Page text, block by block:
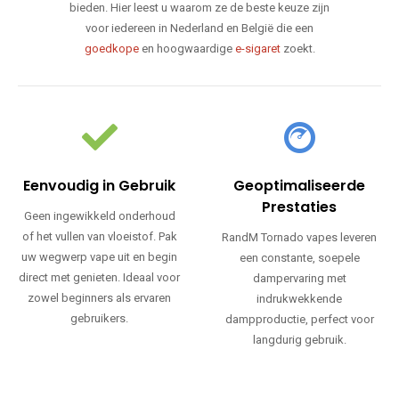
bieden. Hier leest u waarom ze de beste keuze zijn
voor iedereen in Nederland en België die een
goedkopeen hoogwaardige e-sigaretzoekt.
Eenvoudig in Gebruik
Geen ingewikkeld onderhoud
of het vullen van vloeistof. Pak
uw wegwerp vape uit en begin
direct met genieten. Ideaal voor
zowel beginners als ervaren
gebruikers.
Geoptimaliseerde
Prestaties
RandM Tornado vapes leveren
een constante, soepele
dampervaring met
indrukwekkende
dampproductie, perfect voor
langdurig gebruik.